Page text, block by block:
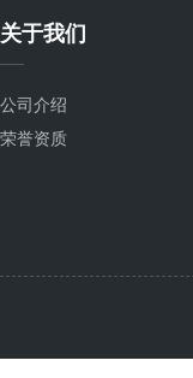
关于我们
公司介绍
荣誉资质